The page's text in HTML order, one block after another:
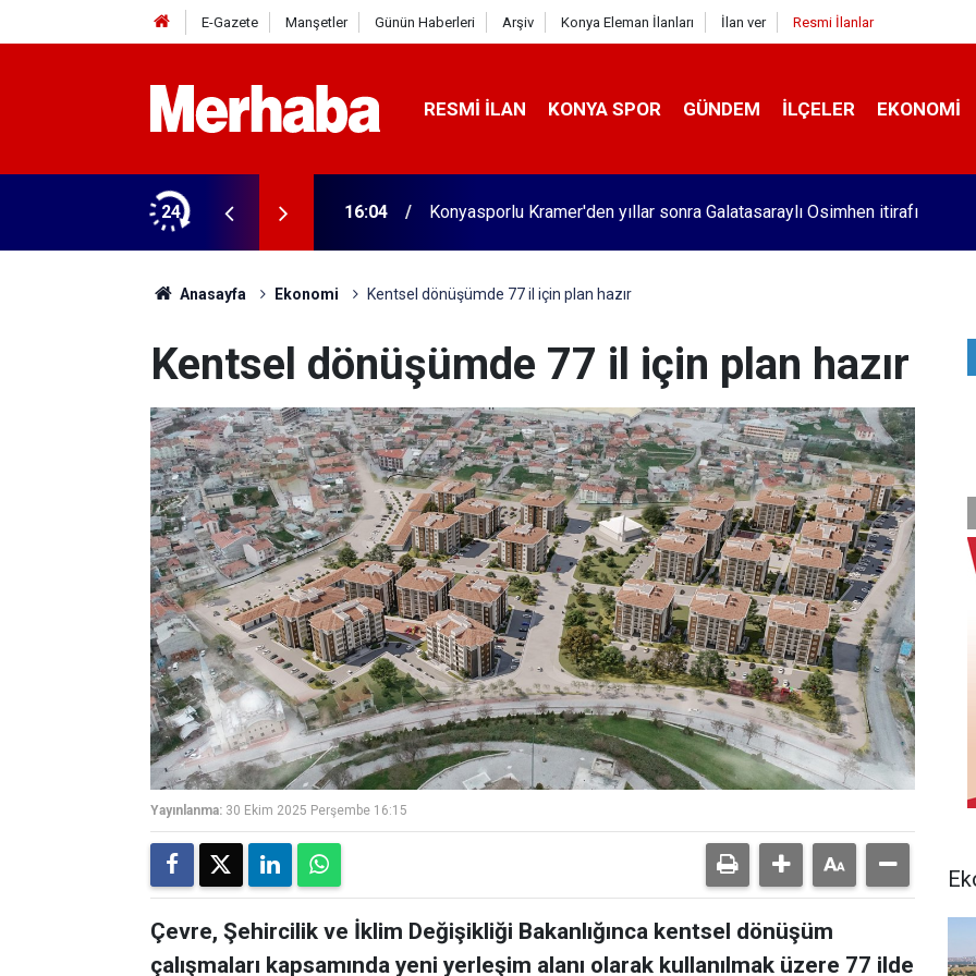
E-Gazete Manşetler Günün Haberleri Arşiv Konya Eleman İlanları İlan ver Resmi İlanlar
RESMI İLAN KONYA SPOR GÜNDEM İLÇELER EKONOMI
24
313 beygir motoru var 16:04 Konyasporlu Kramer'den yıllar sonra Galatasaraylı Osimhen itirafı
Anasayfa Ekonomi Kentsel dönüşümde 77 il için plan hazır
Kentsel dönüşümde 77 il için plan hazır
Yayınlanma: 30 Ekim 2025 Perşembe 16:15
Çevre, Şehircilik ve İklim Değişikliği Bakanlığınca kentsel dönüşüm
çalışmaları kapsamında yeni yerleşim alanı olarak kullanılmak üzere 77 ilde